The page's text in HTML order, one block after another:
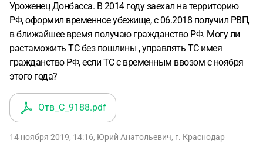
Уроженец Донбасса. В 2014 году заехал на территорию
РФ, оформил временное убежище, с 06.2018 получил РВП,
в ближайшее время получаю гражданство РФ. Могу ли
растаможить ТС без пошлины , управлять ТС имея
гражданство РФ, если ТС с временным ввозом с ноября
этого года?
Отв_С_9188.pdf
14 ноября 2019, 14:16, Юрий Анатольевич, г. Краснодар